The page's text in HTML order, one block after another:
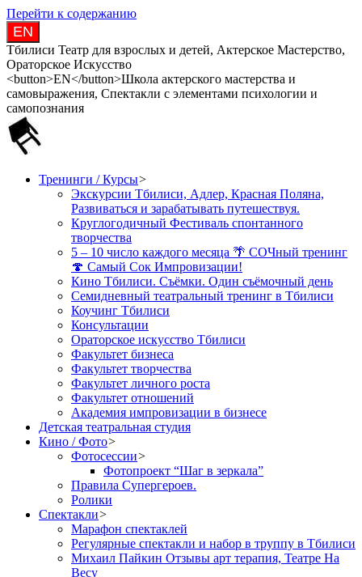
Перейти к содержанию
EN
Тбилиси Театр для взрослых и детей, Актерское Мастерство,
Ораторское Искусство
<button>EN</button>Школа актерского мастерства и
самовыражения, Спектакли с элементами психологии и
самопознания
Тренинги / Курсы>
Экскурсии Тбилиси, Адлер, Красная Поляна,
Развиваться и зарабатывать путешествуя.
Круглогодичный Фестиваль спонтанного
творчества
5 – 10 число каждого месяца 🌴 СОЧный тренинг
🍄 Самый Сок Импровизации!
Кино Тбилиси. Съёмки. Один съёмочный день
Семидневный театральный тренинг в Тбилиси
Коучинг Тбилиси
Консультации
Ораторское искусство Тбилиси
Факультет бизнеса
Факультет творчества
Факультет личного роста
Факультет отношений
Академия импровизации в бизнесе
Детская театральная студия
Кино / Фото>
Фотосессии>
Фотопроект “Шаг в зеркала”
Правила Cупергероев.
Ролики
Спектакли>
Марафон спектаклей
Регулярные спектакли и набор в труппу в Тбилиси
Михаил Пайкин Отзывы арт терапия, Театре На
Весу